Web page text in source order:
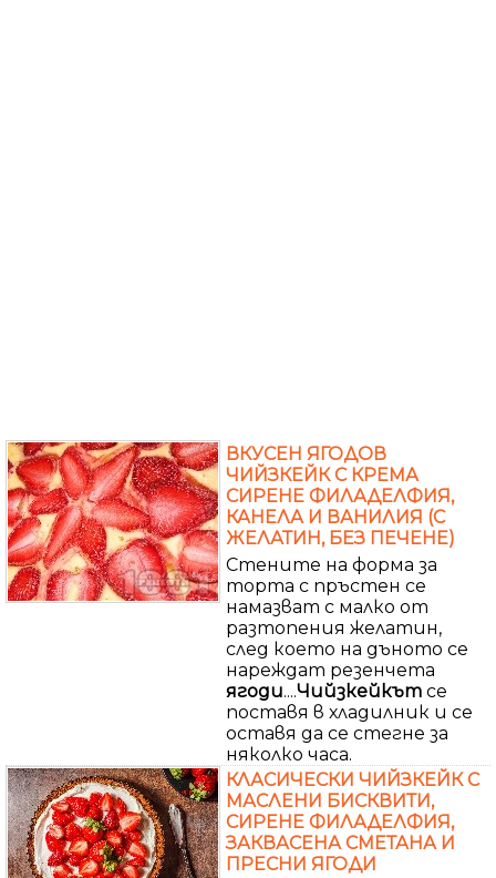
ВКУСЕН ЯГОДОВ
ЧИЙЗКЕЙК С КРЕМА
СИРЕНЕ ФИЛАДЕЛФИЯ,
КАНЕЛА И ВАНИЛИЯ (С
ЖЕЛАТИН, БЕЗ ПЕЧЕНЕ)
Стените на форма за
торта с пръстен се
намазват с малко от
разтопения желатин,
след което на дъното се
нареждат резенчета
ягоди....Чийзкейкът се
поставя в хладилник и се
оставя да се стегне за
няколко часа.
КЛАСИЧЕСКИ ЧИЙЗКЕЙК С
МАСЛЕНИ БИСКВИТИ,
СИРЕНЕ ФИЛАДЕЛФИЯ,
ЗАКВАСЕНА СМЕТАНА И
ПРЕСНИ ЯГОДИ